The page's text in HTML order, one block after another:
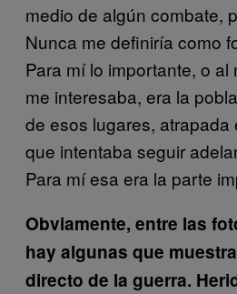
medio de algún combate,
Nunca me definiría como
Para mí lo importante, o
me interesaba, era la
de esos lugares, atrapada
que intentaba seguir
Para mí esa era la parte
Obviamente, entre las
hay algunas que
directo de la guerra.